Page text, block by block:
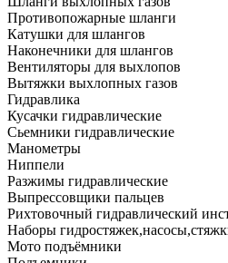
Противопожарные шланги
Катушки для шлангов
Наконечники для шлангов
Вентиляторы для выхлопов
Вытяжки выхлопных газов
Гидравлика
Кусачки гидравлические
Сьемники гидравлические
Манометры
Ниппели
Разжимы гидравлические
Выпрессовщики пальцев
Рихтовочный гидравлический
Наборы
Мото подъёмники